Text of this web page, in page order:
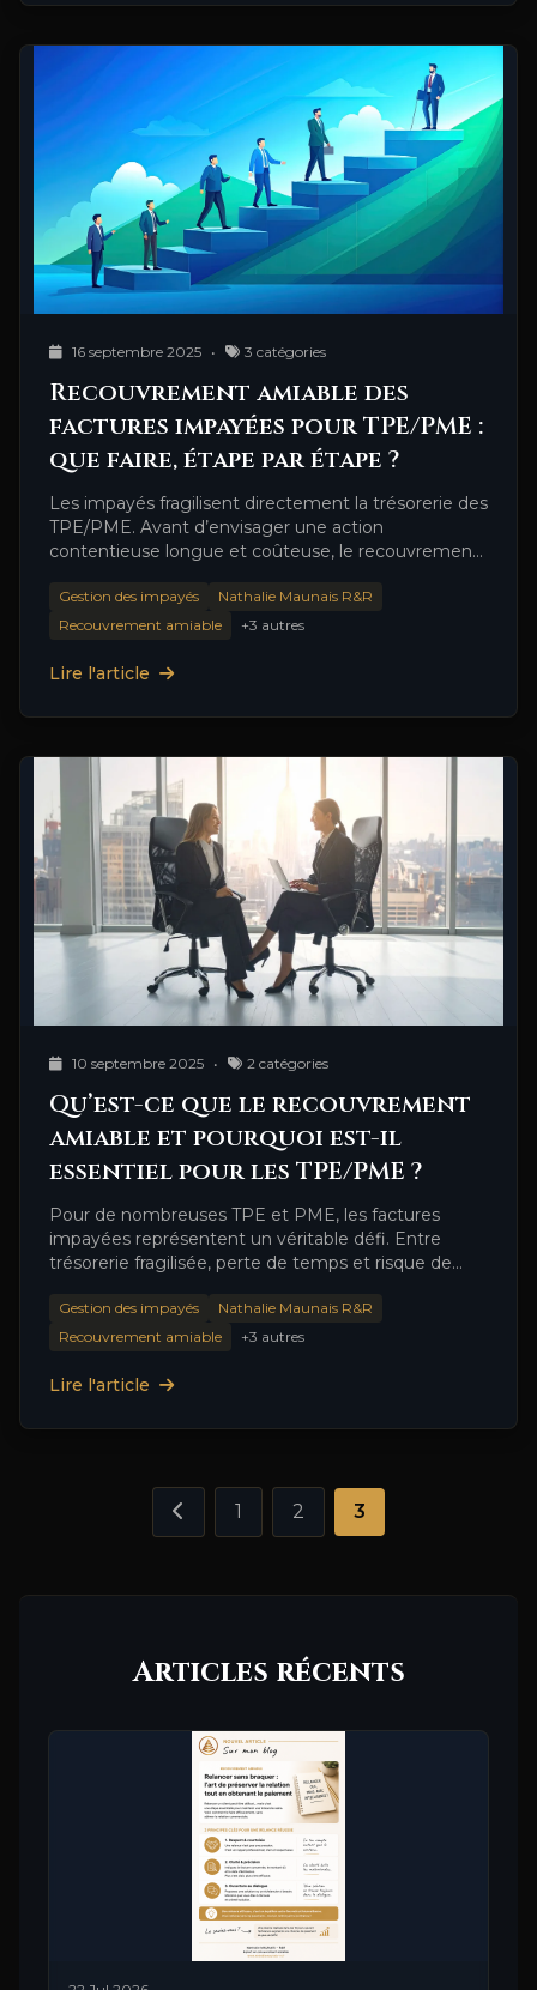
16 septembre 2025 • 3 catégories
Recouvrement amiable des
factures impayées pour TPE/PME :
que faire, étape par étape ?
Les impayés fragilisent directement la trésorerie des
TPE/PME. Avant d’envisager une action
contentieuse longue et coûteuse, le recouvrement
Gestion des impayés
Nathalie Maunais R&R
Recouvrement amiable
+3 autres
Lire l'article
10 septembre 2025 • 2 catégories
Qu’est-ce que le recouvrement
amiable et pourquoi est-il
essentiel pour les TPE/PME ?
Pour de nombreuses TPE et PME, les factures
impayées représentent un véritable défi. Entre
trésorerie fragilisée, perte de temps et risque de
Gestion des impayés
Nathalie Maunais R&R
Recouvrement amiable
+3 autres
Lire l'article
1 2 3
Articles récents